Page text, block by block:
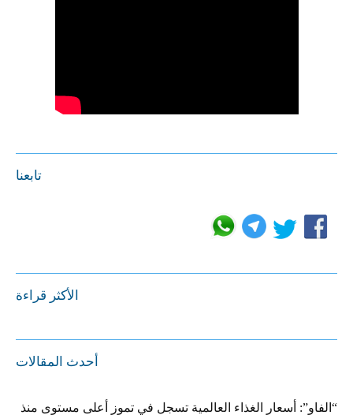
تابعنا
الأكثر قراءة
أحدث المقالات
“الفاو”: أسعار الغذاء العالمية تسجل في تموز أعلى مستوى منذ